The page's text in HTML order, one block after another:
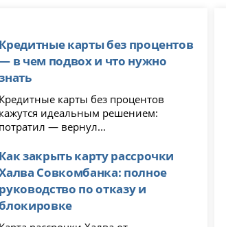
Кредитные карты без процентов
в чем подвох и что нужно
Кредитные карты без процентов
кажутся идеальным решением:
потратил — вернул...
Как закрыть карту рассрочки
Совкомбанка: полное
руководство по отказу и